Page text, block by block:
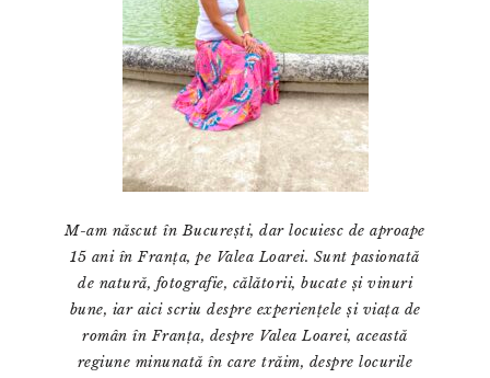
M-am născut în București, dar locuiesc de aproape
15 ani în Franța, pe Valea Loarei. Sunt pasionată
de natură, fotografie, călătorii, bucate și vinuri
bune, iar aici scriu despre experiențele și viața de
român în Franța, despre Valea Loarei, această
regiune minunată în care trăim, despre locurile